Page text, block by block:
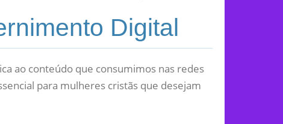
Digital
ao conteúdo que consumimos nas redes
para mulheres cristãs que desejam